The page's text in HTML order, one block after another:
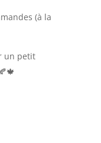
(à la
un petit